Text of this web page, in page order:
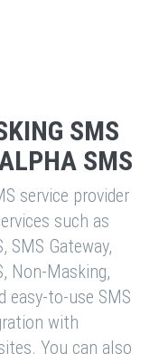
SMS
SMS
service provider
such as
SMS Gateway,
Non-Masking,
easy-to-use SMS
with
You can also